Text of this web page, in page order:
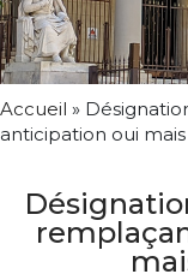
Accueil »
anticipation oui